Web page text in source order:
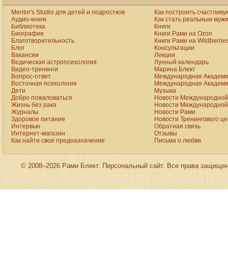
Mentor's Studio для детей и подростков
Аудио-книги
Библиотека
Биография
Благотворительность
Блог
Вакансии
Ведическая астропсихология
Видео-тренинги
Вопрос-ответ
Восточная психология
Дети
Добро пожаловаться
Жизнь без рака
Журналы
Здоровое питание
Интервью
Интернет-магазин
Как найти свое предназначение
Как построить
Как стать реальным
Книги
Книги Рами на Ozon
Книги Рами на
Консультации
Лекции
Лунный календарь
Марина Блект
Международная
Международная
Музыка
Новости
Новости
Новости Рами
Новости Тренингового
Обратная связь
Отзывы
Письма о любви
© 2008–2026 Рами Блект. Персональный сайт. Все права